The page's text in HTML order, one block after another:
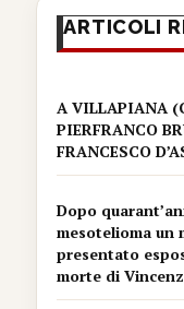
ARTICOLI
A VILLAPIANA
PIERFRANCO
FRANCESCO
Dopo
mesotelioma un
presentato
morte di